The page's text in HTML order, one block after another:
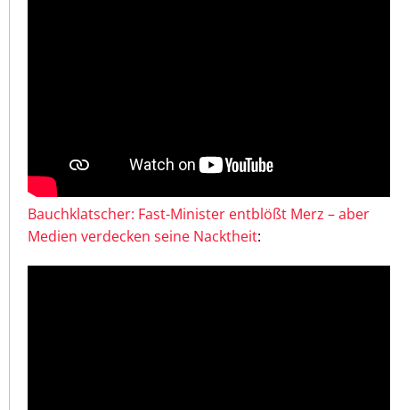
Bauchklatscher: Fast-Minister entblößt Merz – aber
Medien verdecken seine Nacktheit: